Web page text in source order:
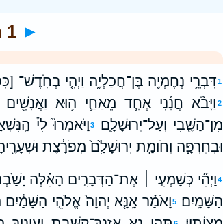
1 ►
1דִּבְרֵ֥י נְחֶמְיָ֖ה בֶּן־חֲכַלְיָ֑ה וַיְהִ֤י בְחֹֽדֶשׁ־
2 וַיָּבֹ֨א חֲנָ֜נִי אֶחָ֧ד מֵאַחַ֛י ה֥וּא
מִן־הַשֶּׁ֖בִי וְעַל־יְרוּשָׁלִָֽם׃
3וַיֹּאמְרוּ֮ לִי֒
וּבְחֶרְפָּ֑ה וְחֹומַ֤ת יְרוּשָׁלִַ֙ם֙ מְפֹרָ֔צֶת
4וַיְהִ֞י כְּשָׁמְעִ֣י ׀ אֶת־הַדְּבָרִ֣ים הָאֵ֗לֶּה
הַשָּׁמָֽיִם׃
5וָאֹמַ֗ר אָֽנָּ֤א יְהוָה֙ אֱלֹהֵ֣י הַשָּׁמַ֔יִם